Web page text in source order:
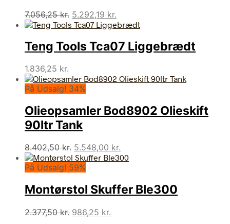
7.056,25kr. Den
oprindelige
var:
7.056,25 kr..
5.292,19 kr.
aktuelle
er:
5.292,19 kr..
Teng Tools Tca07 Liggebrædt
1.836,25 kr.
På Udsalg! 34%
Olieopsamler Bod8902 Olieskift
90ltr Tank
8.402,50kr. Den
oprindelige
pris
8.402,50 kr..
5.548,00 kr.
aktuelle
5.548,00 kr..
På Udsalg! 59%
Montørstol Skuffer Ble300
2.377,50kr. Den
986,25 kr.